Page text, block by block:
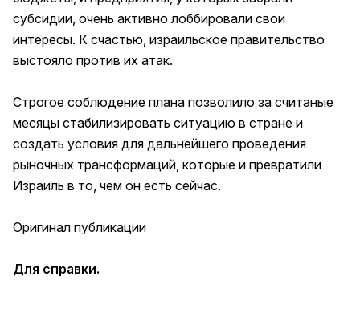
субсидии, очень активно лоббировали свои
интересы. К счастью, израильское правительство
выстояло против их атак.
Строгое соблюдение плана позволило за считаные
месяцы стабилизировать ситуацию в стране и
создать условия для дальнейшего проведения
рыночных трансформаций, которые и превратили
Израиль в то, чем он есть сейчас.
Оригинал публикации
Для справки.